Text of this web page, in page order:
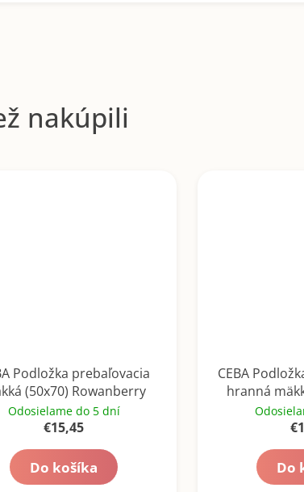
Podložka prebaľovacia
(50x70) Rowanberry
Odosielame do 5 dní
€15,45
Do košíka
CEBA
hranná
Do